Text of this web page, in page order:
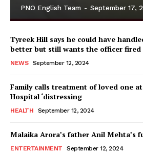
PNO English Team - September 17,
Tyreek Hill says he could have
better but still wants the officer fired
NEWS September 12, 2024
Family calls treatment of loved one
Hospital ‘distressing
HEALTH September 12, 2024
Malaika Arora’s father Anil Mehta’s
ENTERTAINMENT September 12, 2024